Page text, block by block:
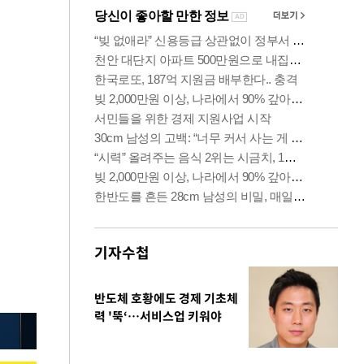
기자수첩
반도체 호황에도 경제 기초체
력 '뚝‘…서비스업 키워야